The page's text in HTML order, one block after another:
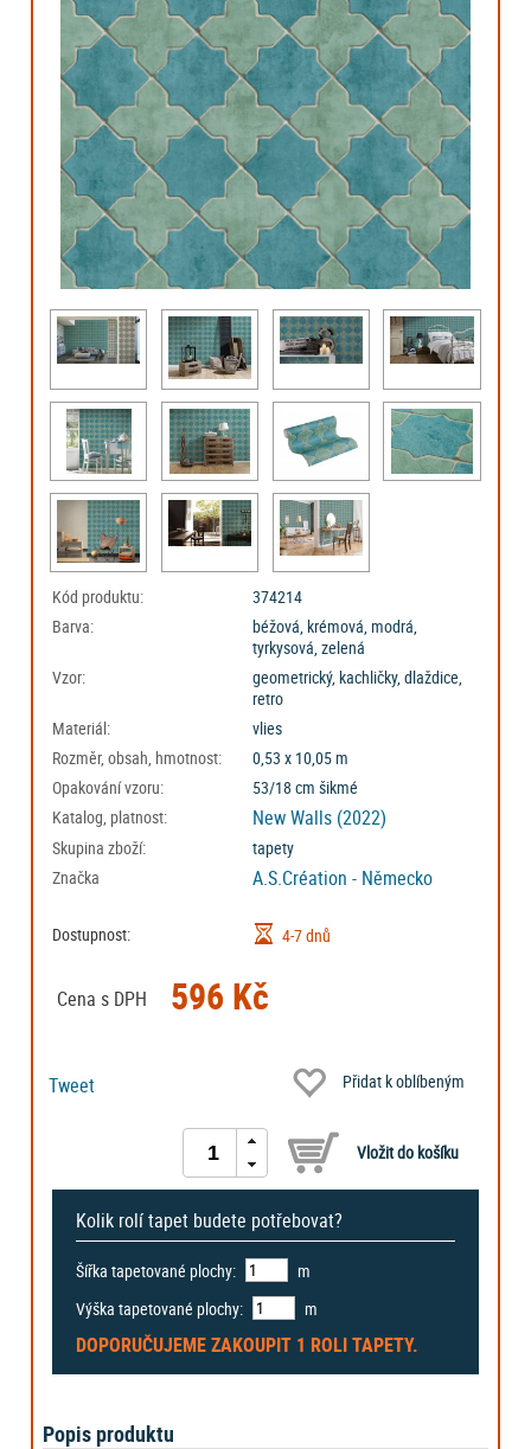
Kód produktu:
374214
Barva:
béžová, krémová, modrá,
tyrkysová, zelená
Vzor:
geometrický, kachličky, dlaždice,
retro
Materiál:
vlies
Rozměr, obsah, hmotnost:
0,53 x 10,05 m
Opakování vzoru:
53/18 cm šikmé
Katalog, platnost:
New Walls (2022)
Skupina zboží:
tapety
Značka
A.S.Création - Německo
Dostupnost: 4-7 dnů
Cena s DPH 596 Kč
Tweet Přidat k oblíbeným
Kolik rolí tapet budete potřebovat?
Šířka tapetované plochy:
m
Výška tapetované plochy:
m
DOPORUČUJEME ZAKOUPIT 1 ROLITAPETY.
Popis produktu